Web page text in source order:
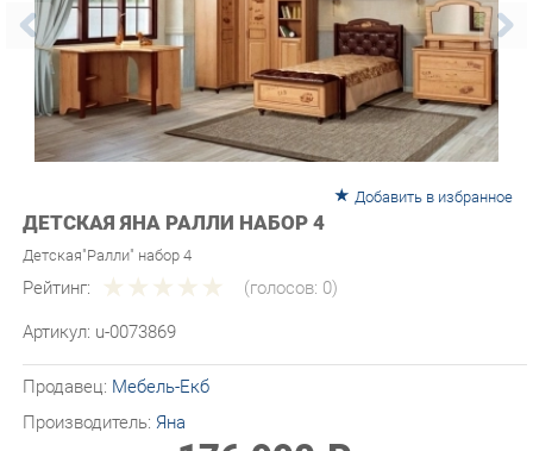
Детская"Ралли" набор 4
Рейтинг:
u-0073869
Производитель:Яна
Последняя цена: 176 990 ₽